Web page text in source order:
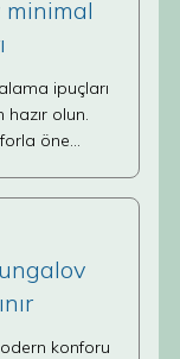
minimal
ipuçları
olun.
öne…
konforu